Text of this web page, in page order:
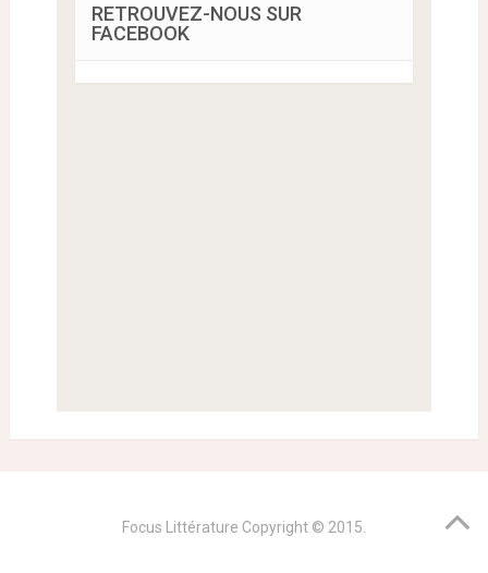
RETROUVEZ-NOUS SUR
FACEBOOK
Focus Littérature Copyright © 2015.